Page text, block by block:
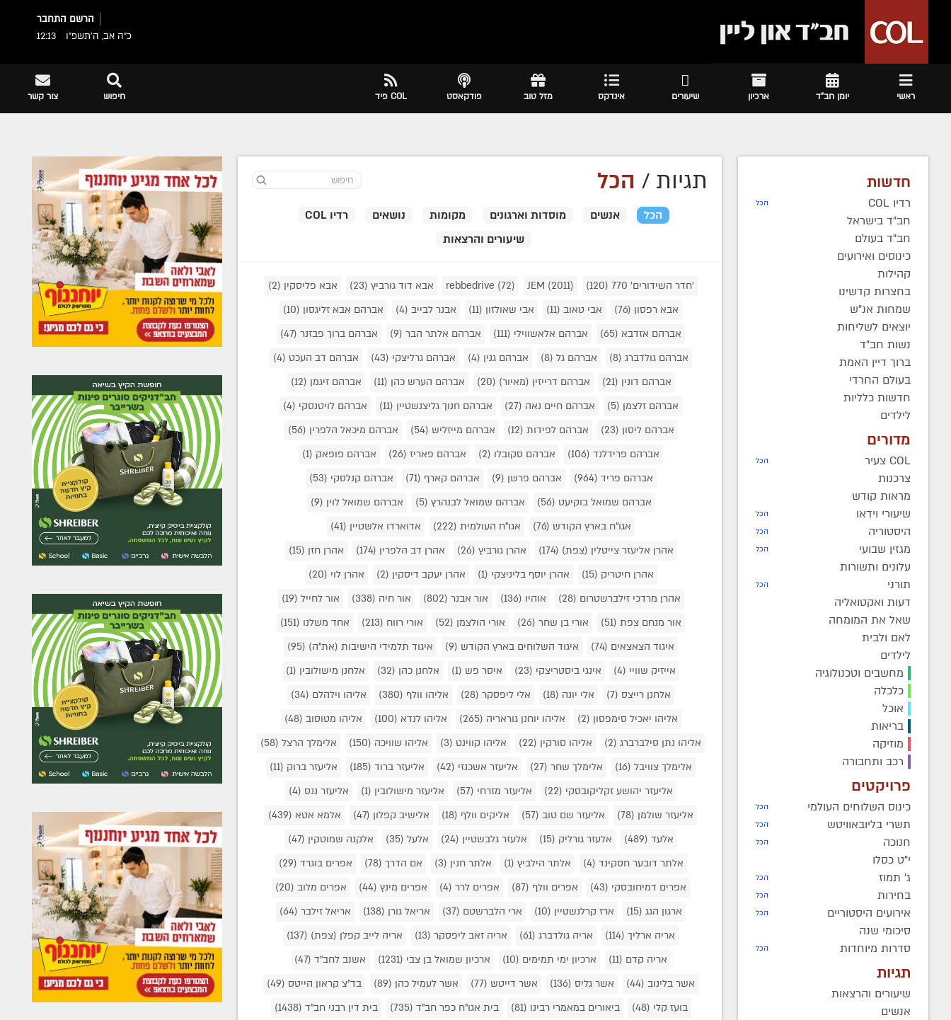
הרשם התחבר
כ"ה אב, ה׳תשפ״ו
12:13
ראשי יומן חב"ד ארכיון שיעורים אינדקס מזל טוב פודקאסט COL פיד צור קשר חיפוש
חדשות
רדיו COL הכל
חב"ד בישראל
חב"ד בעולם
כינוסים ואירועים
קהילות
בחצרות קדשינו
שמחות אנ"ש
יוצאים לשליחות
נשות חב"ד
ברוך דיין האמת
בעולם החרדי
חדשות כלליות
לילדים
מדורים
COL צעיר הכל
צרכנות
מראות קודש
שיעורי וידאו
הכל
היסטוריה הכל
מגזין שבועי הכל
עלונים ותשורות
תורני
הכל
דעות ואקטואליה
שאל את המומחה
לאם ולבית
לילדים
מחשבים וטכנולוגיה
כלכלה
אוכל
בריאות
מוזיקה
רכב ותחבורה
פרויקטים
כינוס השלוחים העולמי הכל
תשרי בליובאוויטש הכל
חנוכה הכל
י"ט כסלו
ג' תמוז
הכל
בחירות הכל
אירועים היסטוריים הכל
סיכומי שנה
סדרות מיוחדות
הכל
תגיות
שיעורים והרצאות
אנשים
תגיות /הכל
הכל אנשים מוסדות וארגונים מקומות נושאים
רדיו COL
שיעורים והרצאות
'חדר השידורים' 770 (120)
JEM (2011)
rebbedrive (72) אבא דוד גורביץ (23) אבא פליסקין (2)
אבא רפסון (76) אבי טאוב (11) אבי שאולזון (11) אבנר לבייב (4) אברהם אבא זליגסון (10)
אברהם אזדבא (65) אברהם אלאשווילי (111) אברהם אלתר הבר (9) אברהם ברוך פבזנר (47)
אברהם גולדברג (8) אברהם גל (8) אברהם גנין (4) אברהם גרליצקי (43) אברהם דב העכט (4)
אברהם דונין (21) אברהם דרייזין (מאיור) (20) אברהם הערש כהן (11) אברהם זיגמן (12)
אברהם זלצמן (5) אברהם חיים נאה (27) אברהם חנוך גליצנשטיין (11) אברהם לויטנסקי (4)
אברהם ליסון (23) אברהם לפידות (12) אברהם מייזליש (54) אברהם מיכאל הלפרין (56)
אברהם פרידלנד (106) אברהם סקובלו (2) אברהם פאריז (26) אברהם פופאק (1)
אברהם פריד (964) אברהם פרשן (9) אברהם קארף (71) אברהם קנלסקי (53)
אברהם שמואל בוקיעט (56) אברהם שמואל לבנהרץ (5) אברהם שמואל לוין (9)
אגו"ח בארץ הקודש (76) אגו"ח העולמית (222) אדוארדו אלשטיין (41)
אהרן אליעזר צייטלין (צפת) (174) אהרן גורביץ (26) אהרן דב הלפרין (174) אהרן חזן (15)
אהרן חיטריק (15) אהרן יוסף בליניצקי (1) אהרן יעקב דיסקין (2) אהרן לוי (20)
אהרן מרדכי זילברשטרום (28) אוהיו (136) אור אבנר (802) אור חיה (338) אור לחייל (19)
אור מנחם צפת (51) אורי בן שחר (26) אורי הולצמן (52) אורי רווח (213) אחד משלנו (151)
איגוד הצאצאים (74) איגוד השלוחים בארץ הקודש (9) איגוד תלמידי הישיבות (את"ה) (95)
אייזיק שוויי (4) אינגי ביסטריצקי (23) איסר פש (1) אלחנן כהן (32) אלחנן מישולובין (1)
אלחנן רייצס (7) אלי יונה (18) אלי ליפסקר (28) אליהו וולף (380) אליהו וילהלם (34)
אליהו יאכיל סימפסון (2) אליהו יוחנן גוראריה (265) אליהו לנדא (100) אליהו מטוסוב (48)
אליהו נתן סילברברג (2) אליהו סורקין (22) אליהו קווינט (3) אליהו שוויכה (150) אלימלך הרצל (58)
אלימלך צוויבל (16) אלימלך שחר (27) אליעזר אשכנזי (42) אליעזר ברוד (185) אליעזר ברוק (11)
אליעזר יהושע זקליקובסקי (22) אליעזר מזרחי (57) אליעזר מישולובין (1) אליעזר ננס (4)
אליעזר שולמן (78) אליעזר שם טוב (57) אליקים וולף (18) אלישיב קפלון (47) אלמא אטא (439)
אלעד (489) אלעזר גורליק (15) אלעזר גלבשטיין (24) אלעל (35) אלקנה שמוטקין (47)
אלתר דובער חסקינד (4) אלתר הילביץ (1) אלתר חנין (3) אם הדרך (78) אפרים בוגרד (29)
אפרים דמיחובסקי (43) אפרים וולף (87) אפרים לרר (4) אפרים מינץ (44) אפרים מלוב (20)
ארגון הגג (15) ארז קרלנשטיין (10) ארי הלברשטם (37) אריאל גורן (138) אריאל זילבר (64)
אריה ארליך (114) אריה גולדברג (61) אריה זאב ליפסקר (13) אריה לייב קפלן (צפת) (137)
אריה קדם (11) ארכיון ימי תמימים (10) ארכיון שמואל בן צבי (1231) אשנב לחב"ד (47)
אשר בלינוב (44) אשר גליס (136) אשר דייטש (77) אשר לעמיל כהן (89) בד"צ קראון הייטס (49)
בועז קלי (48) ביאורים במאמרי רבינו (81) בית אגו"ח כפר חב"ד (735) בית דין רבני חב"ד (1438)